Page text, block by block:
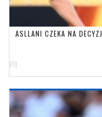
ASLLANI CZEKA NA
[0]